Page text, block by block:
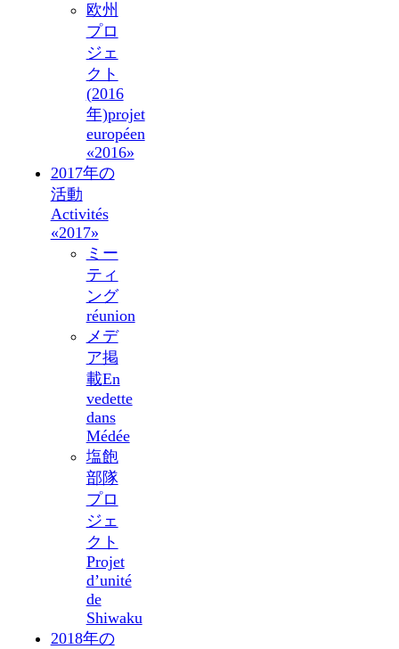
欧州
プロ
ジェ
クト
(2016
年)projet
européen
«2016»
2017年の
活動
Activités
«2017»
ミー
ティ
ング
réunion
メデ
ア掲
載En
vedette
dans
Médée
塩飽
部隊
プロ
ジェ
クト
Projet
d’unité
de
Shiwaku
2018年の